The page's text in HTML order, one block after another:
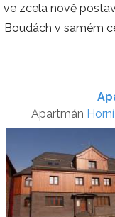
ve zcela nově
Boudách v samém
Apartmán